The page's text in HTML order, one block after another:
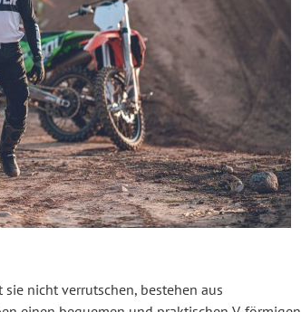
nicht verrutschen, bestehen aus